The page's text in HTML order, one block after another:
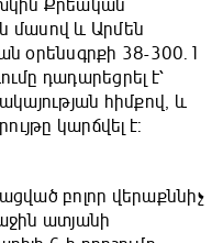
Քրեական
մասով և Արմեն
օրենսգրքի 38-300.1
դադարեցրել է՝
հիմքով, և
կարճվել է:
բոլոր վերաքննիչ
ատյանի